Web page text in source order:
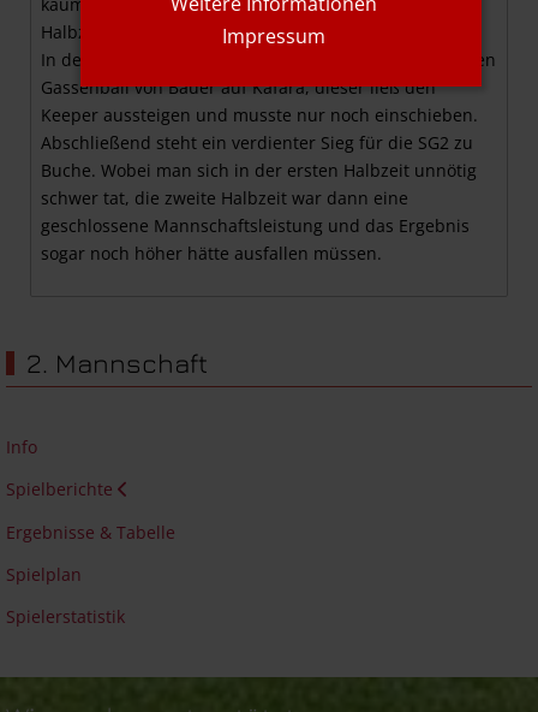
Halbzeit.
In der 61.Minute dann endlich die Erlösung durch einen
Gassenball von Bauer auf Kafara, dieser ließ den
Keeper aussteigen und musste nur noch einschieben.
Abschließend steht ein verdienter Sieg für die SG2 zu
Buche. Wobei man sich in der ersten Halbzeit unnötig
schwer tat, die zweite Halbzeit war dann eine
geschlossene Mannschaftsleistung und das Ergebnis
sogar noch höher hätte ausfallen müssen.
2. Mannschaft
Info
Spielberichte
Ergebnisse & Tabelle
Spielplan
Spielerstatistik
Impressum